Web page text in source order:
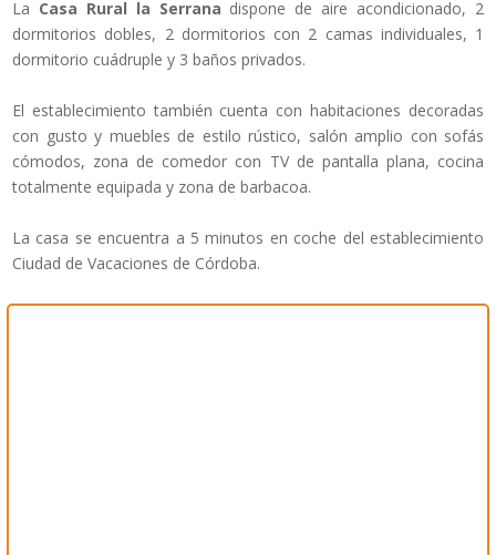
La Casa Rural la Serrana dispone de aire acondicionado, 2
dormitorios dobles, 2 dormitorios con 2 camas individuales, 1
dormitorio cuádruple y 3 baños privados.
El establecimiento también cuenta con habitaciones decoradas
con gusto y muebles de estilo rústico, salón amplio con sofás
cómodos, zona de comedor con TV de pantalla plana, cocina
totalmente equipada y zona de barbacoa.
La casa se encuentra a 5 minutos en coche del establecimiento
Ciudad de Vacaciones de Córdoba.